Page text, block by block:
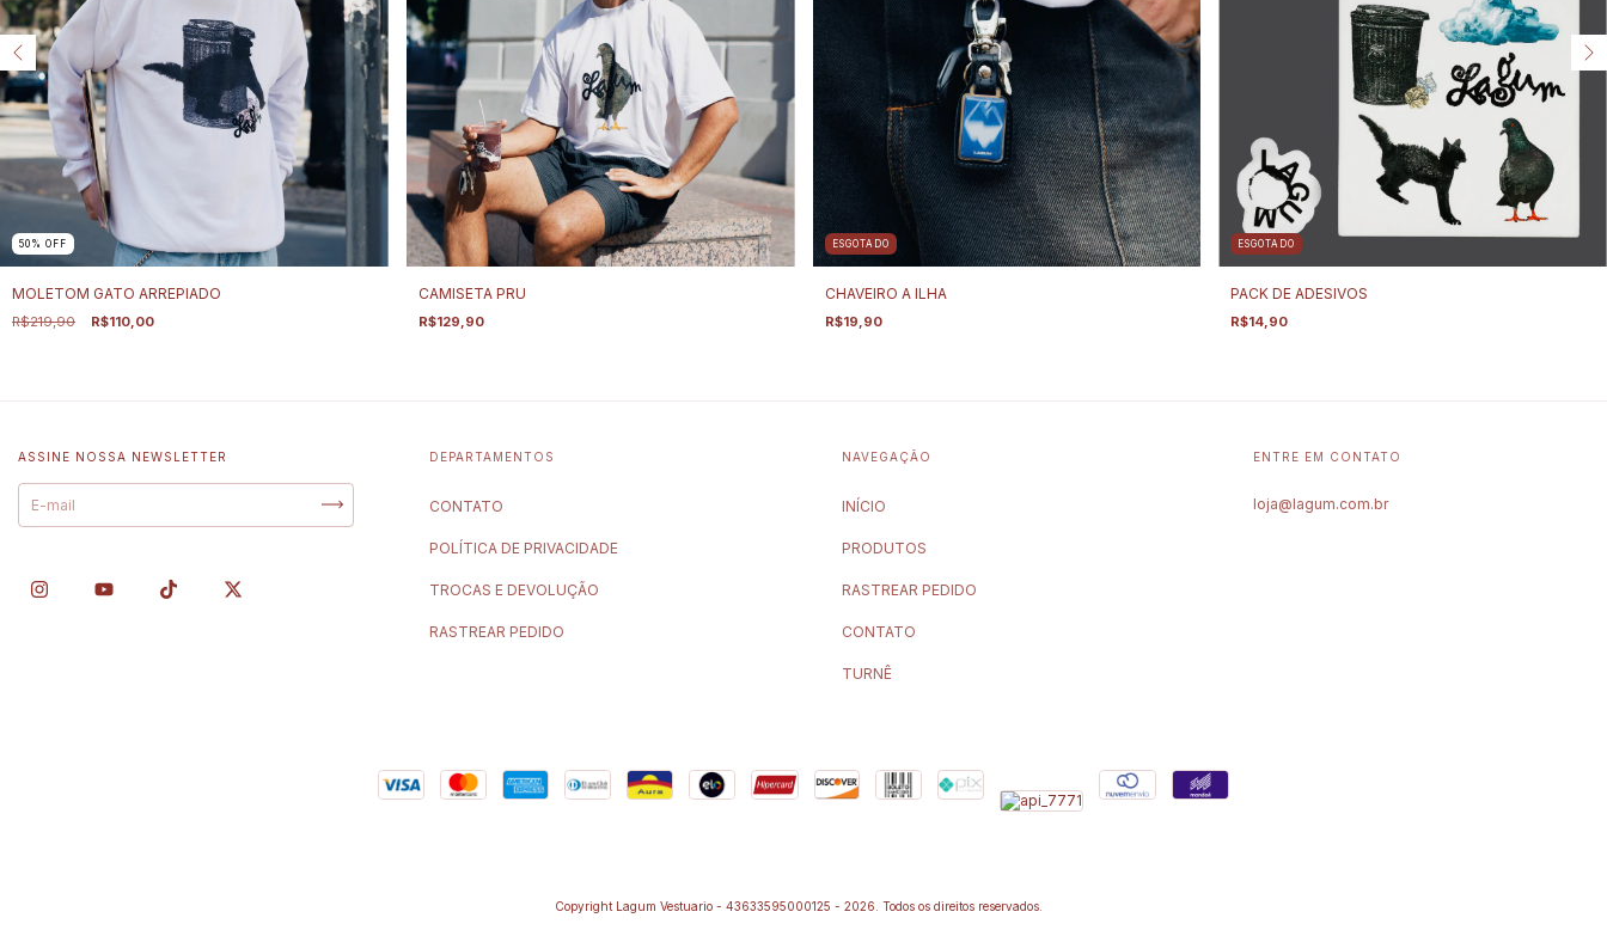
50 % OFF
MOLETOM GATO ARREPIADO
R$219,90 R$110,00
CAMISETA PRU
R$129,90
ESGOTADO
CHAVEIRO A ILHA
R$19,90
ESGOTADO
PACK DE ADESIVOS
R$14,90
ASSINE NOSSA NEWSLETTER DEPARTAMENTOS
CONTATO
POLÍTICA DE PRIVACIDADE
TROCAS E DEVOLUÇÃO
RASTREAR PEDIDO
NAVEGAÇÃO
INÍCIO
PRODUTOS
RASTREAR PEDIDO
CONTATO
TURNÊ
ENTRE EM CONTATO
loja@lagum.com.br
Copyright Lagum Vestuario - 43633595000125 - 2026. Todos os direitos reservados.